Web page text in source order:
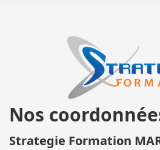
Nos
Strategie Formation